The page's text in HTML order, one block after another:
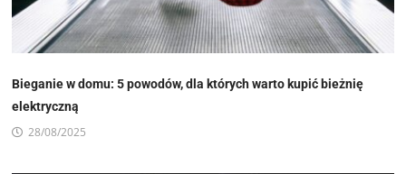
Bieganie w domu: 5 powodów, dla których warto kupić bieżnię
elektryczną
28/08/2025